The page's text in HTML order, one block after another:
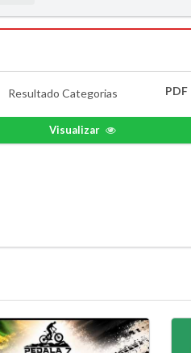
Resultado Categorias PDF
Visualizar